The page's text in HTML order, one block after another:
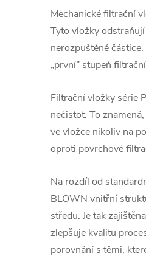
Mechanické filtrační
Tyto vložky
nerozpuštěné
„první” stupeň
Filtrační vložky série
nečistot. To
ve vložce nikoliv na
oproti povrchové
Na rozdíl od
BLOWN vnitřní
středu. Je tak
zlepšuje kvalitu
porovnání s těmi,